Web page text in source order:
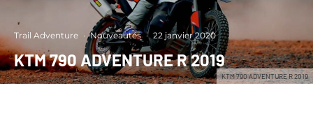
KTM 790 ADVENTURE R 2019
Trail Adventure · Nouveautés · 22 janvier 2020
KTM 790 ADVENTURE R 2019